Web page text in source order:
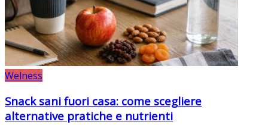
Welness
Snack sani fuori casa: come scegliere
alternative pratiche e nutrienti